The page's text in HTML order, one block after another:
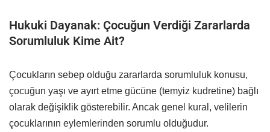
Hukuki Dayanak: Çocuğun Verdiği Zararlarda
Sorumluluk Kime Ait?
Çocukların sebep olduğu zararlarda sorumluluk konusu,
çocuğun yaşı ve ayırt etme gücüne (temyiz kudretine) bağlı
olarak değişiklik gösterebilir. Ancak genel kural, velilerin
çocuklarının eylemlerinden sorumlu olduğudur.